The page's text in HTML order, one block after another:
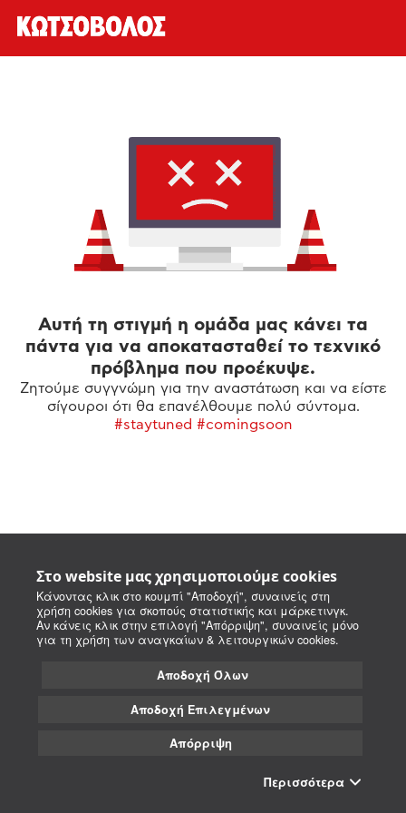
Στο website μας χρησιμοποιούμε cookies
Κάνοντας κλικ στο κουμπί "Αποδοχή", συναινείς στη
χρήση cookies για σκοπούς στατιστικής και μάρκετινγκ.
Αν κάνεις κλικ στην επιλογή "Απόρριψη", συναινείς μόνο
για τη χρήση των αναγκαίων & λειτουργικών cookies.
Αποδοχή Όλων
Αποδοχή Επιλεγμένων
Απόρριψη
Περισσότερα
Αυτή τη στιγμή η ομάδα μας κάνει τα
πάντα για να αποκατασταθεί το τεχνικό
πρόβλημα που προέκυψε.
Ζητούμε συγγνώμη για την αναστάτωση και να είστε
σίγουροι ότι θα επανέλθουμε πολύ σύντομα.
#staytuned #comingsoon